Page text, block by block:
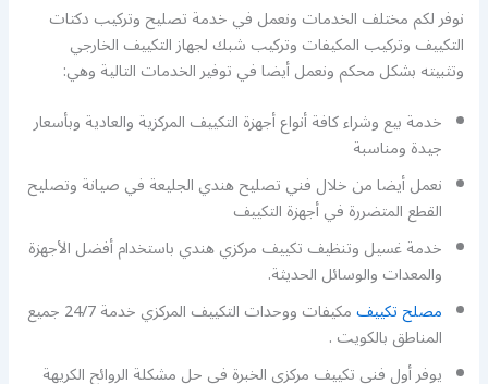
نوفر لكم مختلف الخدمات ونعمل في خدمة تصليح وتركيب دكتات
التكييف وتركيب المكيفات وتركيب شبك لجهاز التكييف الخارجي
وتثبيته بشكل محكم ونعمل أيضا في توفير الخدمات التالية وهي:
خدمة بيع وشراء كافة أنواع أجهزة التكييف المركزية والعادية وبأسعار
جيدة ومناسبة
نعمل أيضا من خلال فني تصليح هندي الجليعة في صيانة وتصليح
القطع المتضررة في أجهزة التكييف
خدمة غسيل وتنظيف تكييف مركزي هندي باستخدام أفضل الأجهزة
والمعدات والوسائل الحديثة.
مصلح تكييف
مكيفات ووحدات التكييف المركزي خدمة 24/7 جميع
المناطق بالكويت .
يوفر أول فني تكييف مركزي الخبرة في حل مشكلة الروائح الكريهة